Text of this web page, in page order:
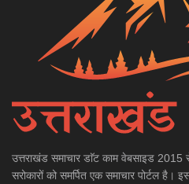
उत्तराखंड समाचार डाॅट काम वेबसाइड 2015
सरोकारों को समर्पित एक समाचार पोर्टल है।